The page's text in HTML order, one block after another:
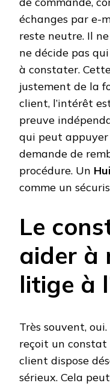
échanges par e-
reste neutre. Il
ne décide pas
à constater.
justement de la
client, l’intérêt
preuve
qui peut appuyer
demande de
procédure. Un
comme un
Le
aider à
litige à
Très souvent,
reçoit un constat
client dispose
sérieux. Cela